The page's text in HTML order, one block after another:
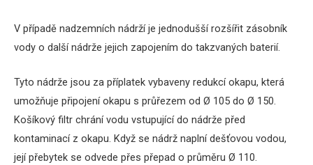
V případě nadzemních nádrží je jednodušší rozšířit zásobník
vody o další nádrže jejich zapojením do takzvaných baterií.
Tyto nádrže jsou za příplatek vybaveny redukcí okapu, která
umožňuje připojení okapu s průřezem od Ø 105 do Ø 150.
Košíkový filtr chrání vodu vstupující do nádrže před
kontaminací z okapu. Když se nádrž naplní dešťovou vodou,
její přebytek se odvede přes přepad o průměru Ø 110.